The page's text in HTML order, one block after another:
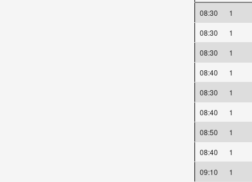
08:30 1
08:30
1
08:30
1
08:40
1
08:30
1
08:40
1
08:50
1
08:40
1
09:10
1